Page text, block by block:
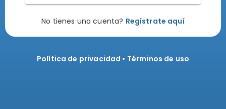
No tienes una cuenta? Regístrate aquí
Política de privacidad • Términos de uso